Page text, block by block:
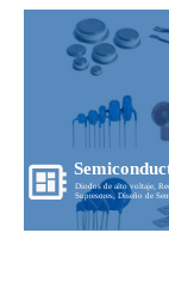
Diodos de alto voltaje,
Supresores, Diseño de